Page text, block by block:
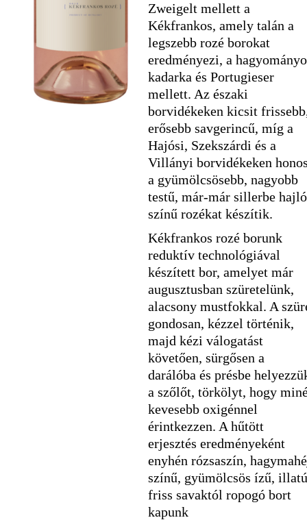
Zweigelt mellett a
Kékfrankos, amely talán a
legszebb rozé borokat
eredményezi, a
kadarka és Portugieser
mellett. Az északi
borvidékeken kicsit
erősebb savgerincű, míg a
Hajósi, Szekszárdi és a
Villányi borvidékeken
a gyümölcsösebb, nagyobb
testű, már-már sillerbe hajló
színű rozékat készítik.
Kékfrankos rozé borunk
reduktív technológiával
készített bor, amelyet már
augusztusban szüretelünk,
alacsony mustfokkal. A
gondosan, kézzel történik,
majd kézi válogatást
követően, sürgősen a
darálóba és présbe
a szőlőt, törkölyt, hogy
kevesebb oxigénnel
érintkezzen. A hűtött
erjesztés eredményeként
enyhén rózsaszín,
színű, gyümölcsös ízű,
friss savaktól ropogó bort
kapunk